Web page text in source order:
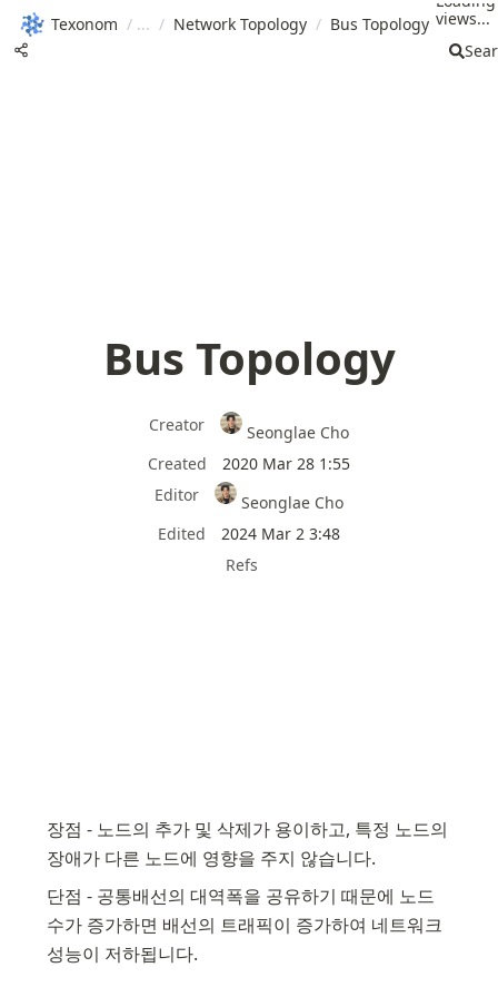
Texonom / / Network Topology / Bus Topology views...
Bus Topology
Creator
Seonglae Cho
Created
2020 Mar 28 1:55
Editor
Seonglae Cho
Edited
2024 Mar 2 3:48
Refs
장점 - 노드의 추가 및 삭제가 용이하고, 특정 노드의
장애가 다른 노드에 영향을 주지 않습니다.
단점 - 공통배선의 대역폭을 공유하기 때문에 노드
수가 증가하면 배선의 트래픽이 증가하여 네트워크
성능이 저하됩니다.